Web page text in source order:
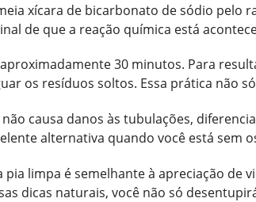
xícara de bicarbonato de sódio pelo
de que a reação química está
30 minutos. Para
os resíduos soltos. Essa prática não
causa danos às tubulações,
alternativa quando você está sem
pia limpa é semelhante à apreciação de
dicas naturais, você não só